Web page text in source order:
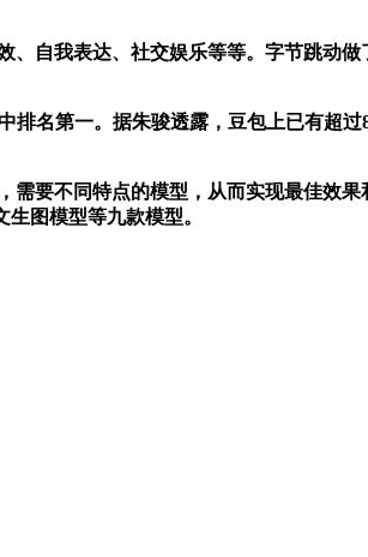
自我表达、社交娱乐等等。字节跳动做
名第一。据朱骏透露，豆包上已有超过
要不同特点的模型，从而实现最佳效果
图模型等九款模型。